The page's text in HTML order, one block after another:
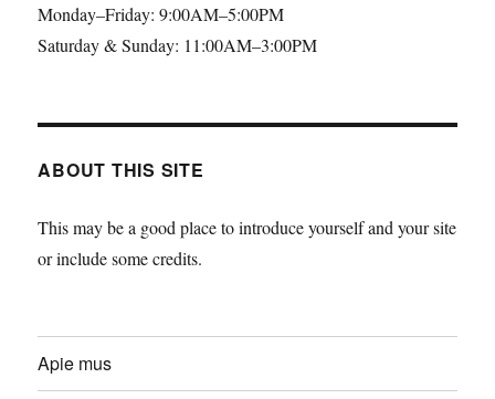
Monday–Friday: 9:00AM–5:00PM
Saturday & Sunday: 11:00AM–3:00PM
ABOUT THIS SITE
This may be a good place to introduce yourself and your site
or include some credits.
Apie mus